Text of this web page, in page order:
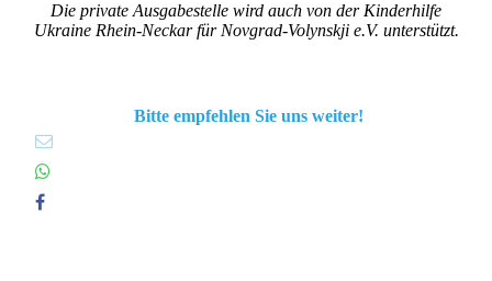
Die private Ausgabestelle wird auch von der Kinderhilfe
Ukraine Rhein-Neckar für Novgrad-Volynskji e.V. unterstützt.
Bitte empfehlen Sie uns weiter!